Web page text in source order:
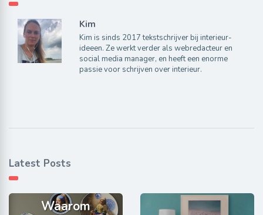
Kim
Kim is sinds 2017 tekstschrijver bij interieur-
ideeen. Ze werkt verder als webredacteur en
social media manager, en heeft een enorme
passie voor schrijven over interieur.
Latest Posts
Waarom